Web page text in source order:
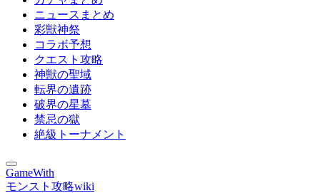
ニュースまとめ
彩獣神祭
コラボ予想
クエスト攻略
神獣の聖域
転界の遺跡
破界の星墓
禁忌の獄
絶級トーナメント
GameWith
モンスト攻略wiki